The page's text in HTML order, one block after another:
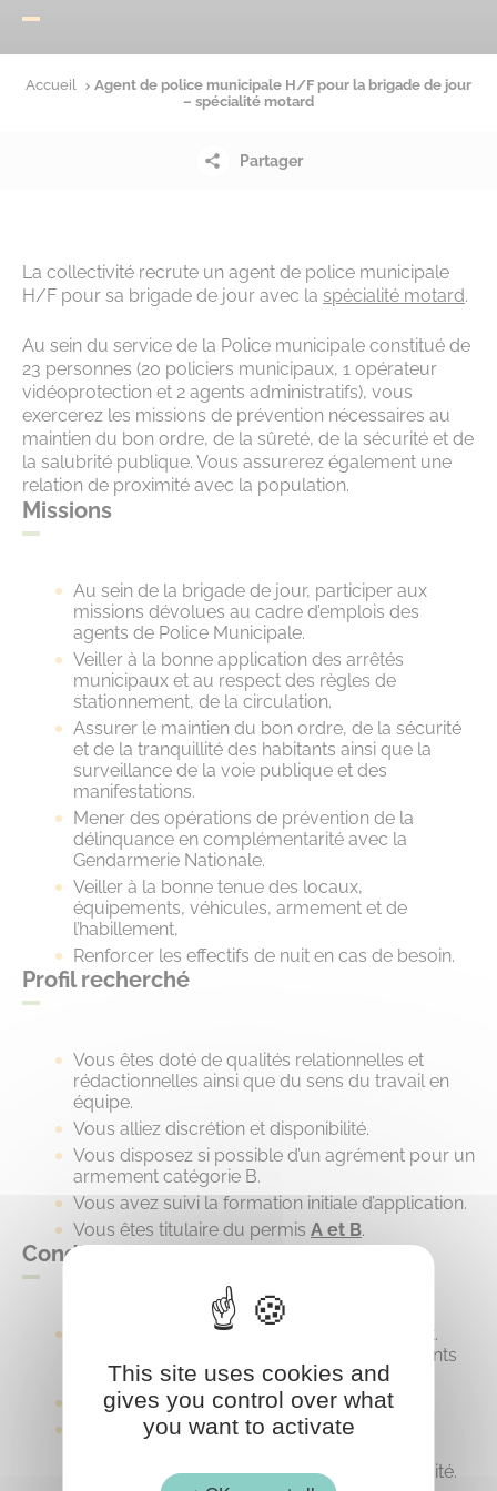
Accueil
Agent de police municipale H/F pour la brigade de jour
– spécialité motard
Partager
La collectivité recrute un agent de police municipale
H/F pour sa brigade de jour avec la spécialité motard.
Au sein du service de la Police municipale constitué de
23 personnes (20 policiers municipaux, 1 opérateur
vidéoprotection et 2 agents administratifs), vous
exercerez les missions de prévention nécessaires au
maintien du bon ordre, de la sûreté, de la sécurité et de
la salubrité publique. Vous assurerez également une
relation de proximité avec la population.
Missions
Au sein de la brigade de jour, participer aux
missions dévolues au cadre d’emplois des
agents de Police Municipale.
Veiller à la bonne application des arrêtés
municipaux et au respect des règles de
stationnement, de la circulation.
Assurer le maintien du bon ordre, de la sécurité
et de la tranquillité des habitants ainsi que la
surveillance de la voie publique et des
manifestations.
Mener des opérations de prévention de la
délinquance en complémentarité avec la
Gendarmerie Nationale.
Veiller à la bonne tenue des locaux,
équipements, véhicules, armement et de
l’habillement,
Renforcer les effectifs de nuit en cas de besoin.
Profil recherché
Vous êtes doté de qualités relationnelles et
rédactionnelles ainsi que du sens du travail en
équipe.
Vous alliez discrétion et disponibilité.
Vous disposez si possible d’un agrément pour un
armement catégorie B.
Vous avez suivi la formation initiale d’application.
Vous êtes titulaire du permis A et B.
Conditions
Recrutement par voie statutaire uniquement.
Poste ouvert sur le cadre d’emplois des agents
de police municipale.
Poste à temps complet.
Rémunération statutaire, ISF 20%, IAT, NBI,
selon conditions en vigueur dans la collectivité.
This site uses cookies and
gives you control over what
you want to activate